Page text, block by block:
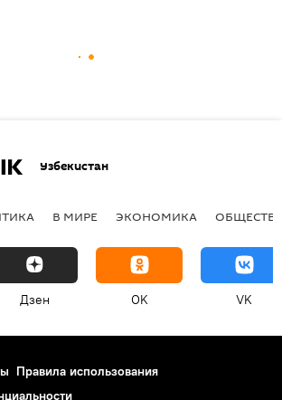
Узбекистан
В МИРЕ ЭКОНОМИКА
Дзен OK VK
Правила использования